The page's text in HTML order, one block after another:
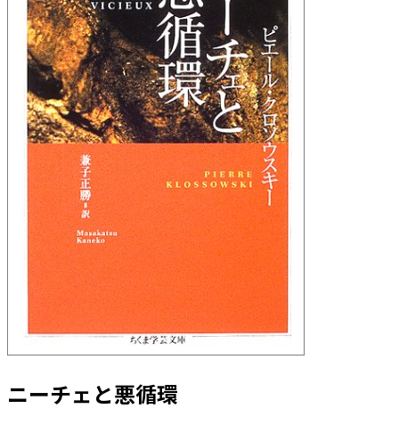
ニーチェと悪循環